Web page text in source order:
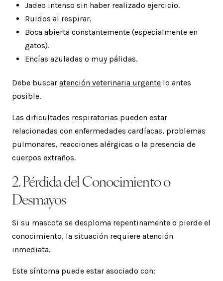
Jadeo intenso sin haber realizado ejercicio.
Ruidos al respirar.
Boca abierta constantemente (especialmente en
gatos).
Encías azuladas o muy pálidas.
Debe buscar atención veterinaria urgente lo antes
posible.
Las dificultades respiratorias pueden estar
relacionadas con enfermedades cardíacas, problemas
pulmonares, reacciones alérgicas o la presencia de
cuerpos extraños.
2. Pérdida del Conocimiento o
Desmayos
Si su mascota se desploma repentinamente o pierde el
conocimiento, la situación requiere atención
inmediata.
Este síntoma puede estar asociado con: